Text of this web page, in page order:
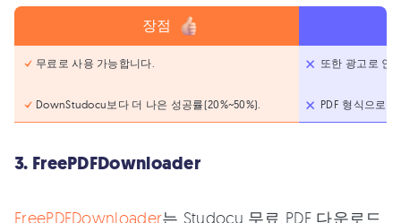
장점
무료로 사용 가능합니다.
DownStudocu보다 더 나은 성공률(20%~50%).
또한 광고로 인
PDF 형식으로
3. FreePDFDownloader
FreePDFDownloader는 Studocu 무료 PDF 다운로드